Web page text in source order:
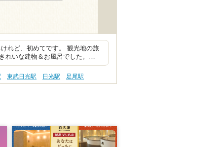
れど、初めてです。 観光地の旅
れいな建物＆お風呂でした。…
東武日光駅 日光駅 足尾駅